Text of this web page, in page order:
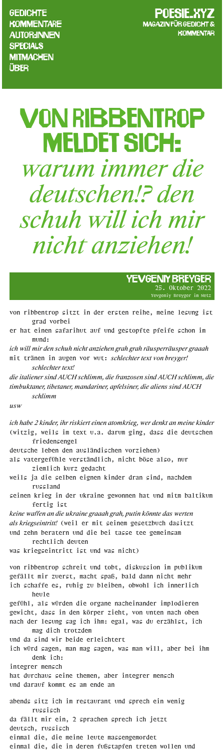
poesie.xyz
Magazin für Gedicht &
Kommentar
Gedichte
Kommentare
Autor:innen
Specials
Mitmachen
Über
von ribbentrop
meldet sich:
warum immer die
deutschen!? den
schuh will ich mir
nicht anziehen!
Yevgeniy Breyger
25. Oktober 2022
Yevgeniy Breyger im Netz
von ribbentrop sitzt in der ersten reihe, meine lesung ist
grad vorbei
er hat einen safarihut auf und gestopfte pfeife schon im
mund:
ich will mir den schuh nicht anziehen grah grah räusperräusper graaah
mit tränen in augen vor wut: schlechter text von breyger!
schlechter text!
die italiener sind AUCH schlimm, die franzosen sind AUCH schlimm, die
timbuktaner, tibetaner, mandariner, apfelsiner, die aliens sind AUCH
schlimm
usw
ich habe 2 kinder, ihr riskiert einen atomkrieg, wer denkt an meine kinder
(witzig, weils im text u.a. darum ging, dass die deutschen
friedensengel
deutsche leben den ausländischen vorziehen)
als vatergefühle verständlich, nicht böse also, nur
ziemlich kurz gedacht
weils ja die selben eignen kinder dran sind, nachdem
russland
seinen krieg in der ukraine gewonnen hat und mitm baltikum
fertig ist
keine waffen an die ukraine graaah grah, putin könnte das werten
als kriegseintritt!(weil er mit seinem gesetzbuch dasitzt
und zehn beratern und die bei tasse tee gemeinsam
rechtlich deuten
was kriegseintritt ist und was nicht)
von ribbentrop schreit und tobt, diskussion im publikum
gefällt mir zuerst, macht spaß, bald dann nicht mehr
ich schaffe es, ruhig zu bleiben, obwohl ich innerlich
heule
gefühl, als würden die organe nacheinander implodieren
gewicht, dass in den körper zieht, von unten nach oben
nach der lesung sag ich ihm: egal, was du erzählst, ich
mag dich trotzdem
und da sind wir beide erleichtert
ich würd sagen, man mag sagen, was man will, aber bei ihm
denk ich:
integrer mensch
hat durchaus seine themen, aber integrer mensch
und darauf kommt es am ende an
abends sitz ich im restaurant und sprech ein wenig
russisch
da fällt mir ein, 2 sprachen sprech ich jetzt
deutsch, russisch
einmal die, die meine leute massengemordet
einmal die, die in deren fußstapfen treten wollen und